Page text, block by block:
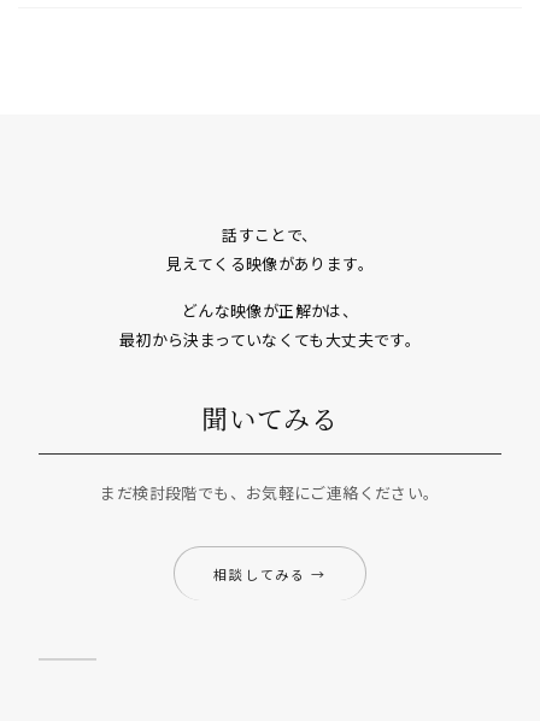
話すことで、
見えてくる映像があります。
どんな映像が正解かは、
最初から決まっていなくても大丈夫です。
聞いてみる
まだ検討段階でも、お気軽にご連絡ください。
相談してみる →